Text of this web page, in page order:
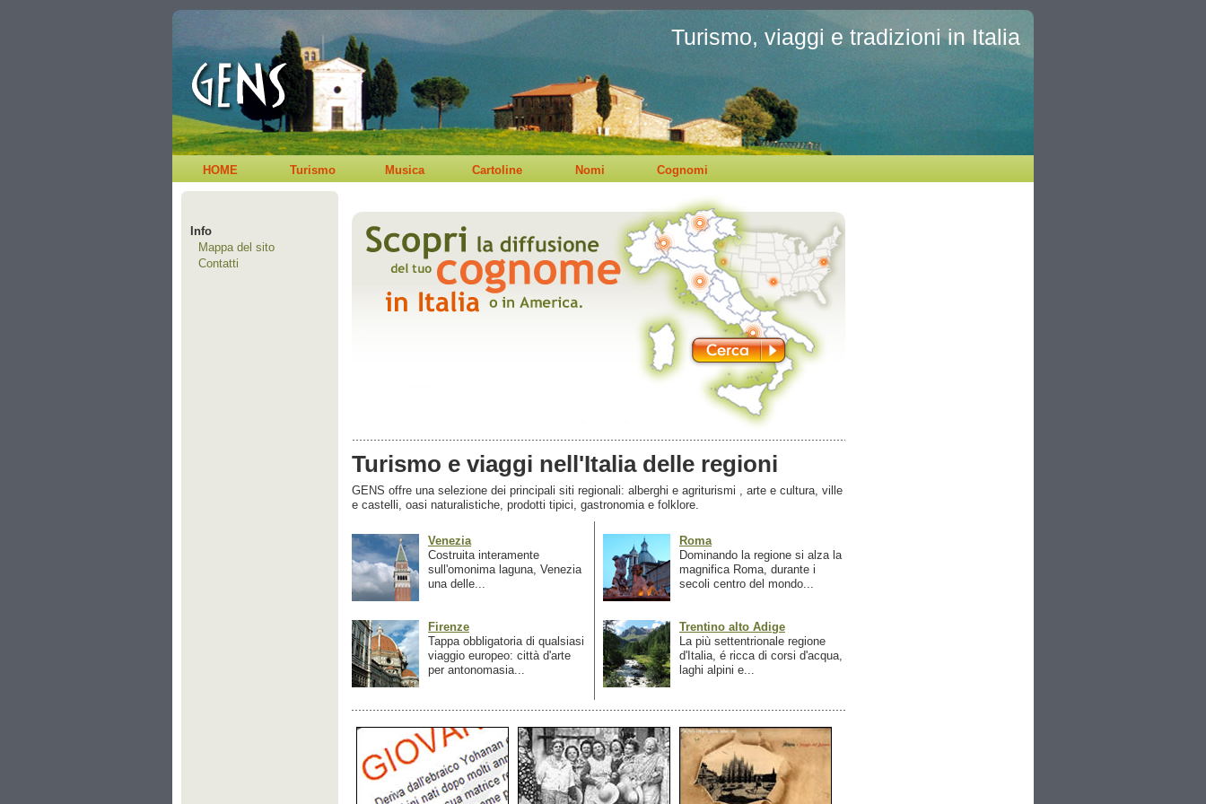
Turismo, viaggi e tradizioni in Italia
HOME Turismo Musica Cartoline Nomi Cognomi
Info
Mappa del sito
Contatti
Turismo e viaggi nell'Italia delle regioni
GENS offre una selezione dei principali siti regionali: alberghi e agriturismi , arte e cultura, ville
e castelli, oasi naturalistiche, prodotti tipici, gastronomia e folklore.
Venezia
Costruita interamente
sull'omonima laguna, Venezia
una delle...
Firenze
Tappa obbligatoria di qualsiasi
viaggio europeo: città d'arte
per antonomasia...
Roma
Dominando la regione si alza la
magnifica Roma, durante i
secoli centro del mondo...
Trentino alto Adige
La più settentrionale regione
d'Italia, é ricca di corsi d'acqua,
laghi alpini e...